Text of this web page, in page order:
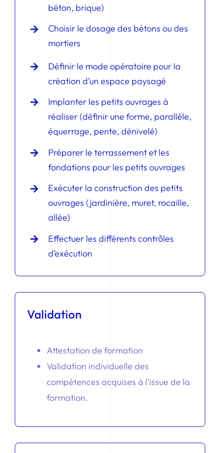
béton, brique)
Choisir le dosage des bétons ou des
mortiers
Définir le mode opératoire pour la
création d’un espace paysagé
Implanter les petits ouvrages à
réaliser (définir une forme, parallèle,
équerrage, pente, dénivelé)
Préparer le terrassement et les
fondations pour les petits ouvrages
Exécuter la construction des petits
ouvrages (jardinière, muret, rocaille,
allée)
Effectuer les différents contrôles
d’exécution
Validation
Attestation de formation
Validation individuelle des
compétences acquises à l’issue de la
formation.